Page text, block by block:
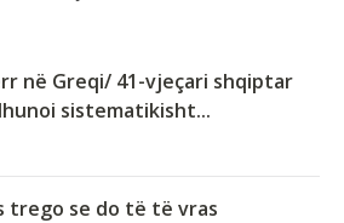
në Greqi/ 41-vjeçari shqiptar
sistematikisht...
trego se do të të vras